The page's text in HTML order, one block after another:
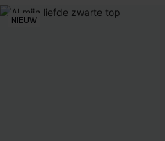
【AG18】2 met 10% korting
NIEUW